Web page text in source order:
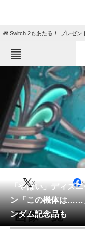
🎁 Switch 2もあたる！ プレゼン
ねとらぼメニュー
TOP
エンタメ
グルメ
住まい
動物
会員記事
メディア
注目記事を集めた総
「やばい」ディズ
ン「この機体は……
ンダム記念品も
X
画像一覧